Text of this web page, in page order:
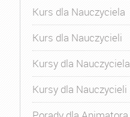
Kurs dla Nauczyciela
Kurs dla Nauczycieli
Kursy dla Nauczyciela
Kursy dla Nauczycieli